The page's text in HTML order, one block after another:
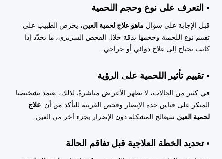
• التعرف على نوع وحجم اللحمية
قبل الإجابة على سؤال ماهو علاج لحمية العين، يحرص الطبيب على
تقييم نوع اللحمية وحجمها بدقة خلال الفحص السريري، ما يحدّد إذا
كانت تحتاج إلى علاج دوائي أو جراحي.
• تقييم تأثير اللحمية على الرؤية
في كثير من الحالات، لا تظهر الأعراض مباشرةً. لذلك، يعتمد تشخيصنا
المبكر على قياس حدة الإبصار وفحص القرنية للتأكد من أن علاج
لحمية العين سيعالج المشكلة دون الإضرار بجزء آخر من العين.
• تحديد الخطة العلاجية قبل تفاقم الحالة